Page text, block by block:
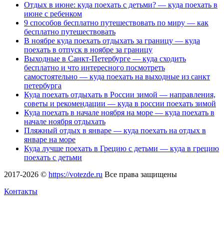
Отдых в июне: куда поехать с детьми? — куда поехать в
июне с ребенком
9 способов бесплатно путешествовать по миру — как
бесплатно путешествовать
В ноябре куда поехать отдыхать за границу — куда
поехать в отпуск в ноябре за границу
Выходные в Санкт-Петербурге — куда сходить
бесплатно и что интересного посмотреть
самостоятельно — куда поехать на выходные из санкт
петербурга
Куда поехать отдыхать в России зимой — направления,
советы и рекомендации — куда в россии поехать зимой
Куда поехать в начале ноября на море — куда поехать в
начале ноября отдыхать
Пляжный отдых в январе — куда поехать на отдых в
январе на море
Куда лучше поехать в Грецию с детьми — куда в грецию
поехать с детьми
2017-2026 © https://votezde.ru Все права защищены
Контакты